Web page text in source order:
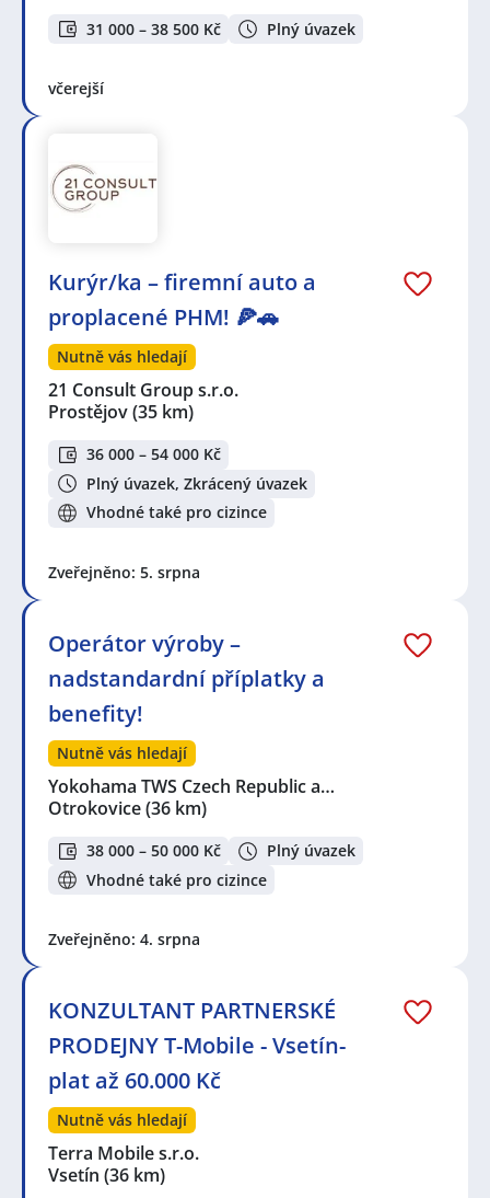
31 000 – 38 500 Kč Plný úvazek
včerejší
Kurýr/ka – firemní auto a
proplacené PHM! 🍕🚗
Nutně vás hledají
21 Consult Group s.r.o.
Prostějov(35 km)
36 000 – 54 000 Kč
Plný úvazek, Zkrácený úvazek
Vhodné také pro cizince
Zveřejněno: 5. srpna
Operátor výroby –
nadstandardní příplatky a
benefity!
Nutně vás hledají
Yokohama TWS Czech Republic a…
Otrokovice(36 km)
38 000 – 50 000 Kč
Plný úvazek
Vhodné také pro cizince
Zveřejněno: 4. srpna
KONZULTANT PARTNERSKÉ
PRODEJNY T-Mobile - Vsetín-
plat až 60.000 Kč
Nutně vás hledají
Terra Mobile s.r.o.
Vsetín (36 km)